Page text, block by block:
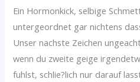
Ein Hormonkick, selbige
untergeordnet gar nichtens
Unser nachste Zeichen
wenn du zweite geige
fuhlst, schlie?lich nur darauf